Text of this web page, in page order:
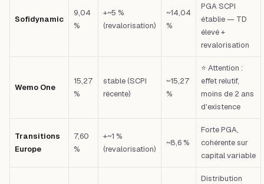
Sofidynamic
9,04
%
+~5 %
(revalorisation)
~14,04
%
PGA SCPI
établie — TD
élevé +
revalorisation
Wemo One
15,27
%
stable (SCPI
récente)
~15,27
%
⭐ Attention :
effet relutif,
moins de 2 ans
d'existence
Transitions
Europe
7,60
%
+~1 %
(revalorisation)
~8,6 %
Forte PGA,
cohérente sur
capital variable
Distribution